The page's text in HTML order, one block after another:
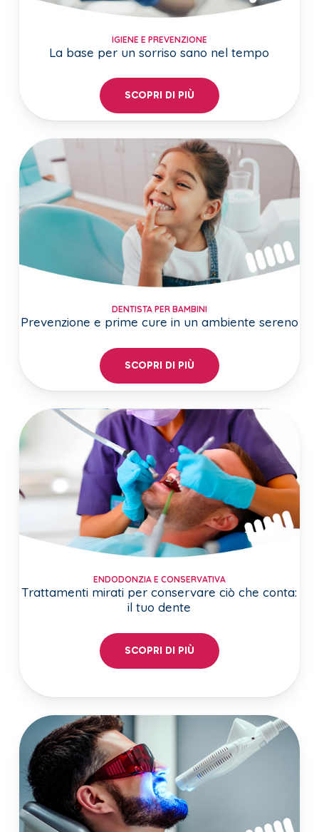
IGIENE E PREVENZIONE
La base per un sorriso sano nel tempo
SCOPRI DI PIÙ
DENTISTA PER BAMBINI
Prevenzione e prime cure in un ambiente sereno
SCOPRI DI PIÙ
ENDODONZIA E CONSERVATIVA
Trattamenti mirati per conservare ciò che conta:
il tuo dente
SCOPRI DI PIÙ